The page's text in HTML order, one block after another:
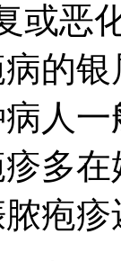
或恶
的
人
多
疱